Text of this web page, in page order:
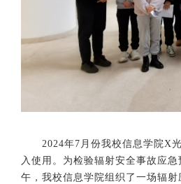
2024年7月份我校信息学院X
入使用。为检验辐射安全事故应
午，我校信息学院组织了一场辐